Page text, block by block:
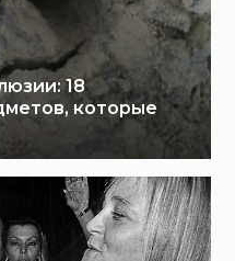
18
которые